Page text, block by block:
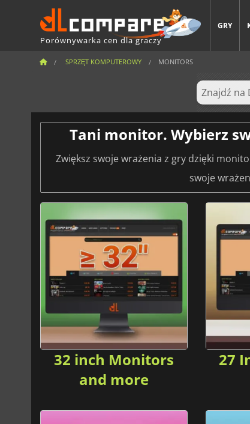
Porównywarka cen dla graczy
GRY
SPRZĘT KOMPUTEROWY MONITORS
Tani monitor. Wybierz
Zwiększ swoje wrażenia z gry dzięki
swoje
32 inch Monitors
and more
27